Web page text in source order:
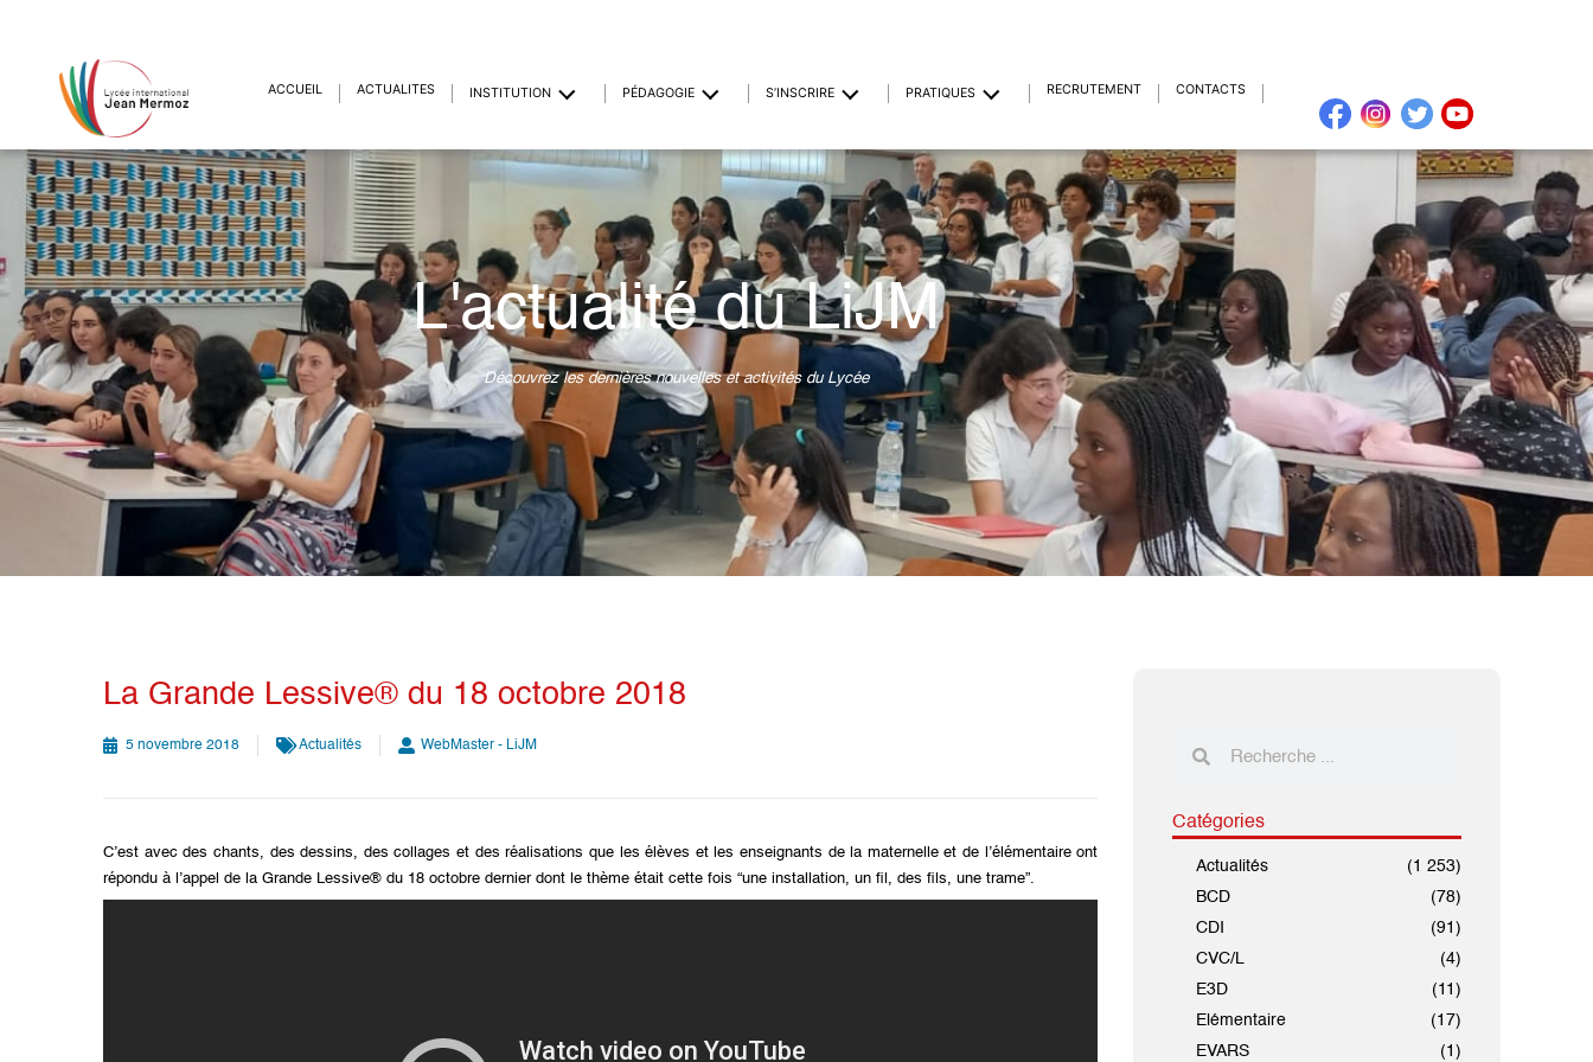
ACCUEIL ACTUALITÉS INSTITUTION PÉDAGOGIE S’INSCRIRE PRATIQUES RECRUTEMENT CONTACTS
L'actualité du LiJM
Découvrez les dernières nouvelles et activités du Lycée
La Grande Lessive® du 18 octobre 2018
5 novembre 2018 Actualités WebMaster - LiJM
C’est avec des chants, des dessins, des collages et des réalisations que les élèves et les enseignants de la maternelle et de l’élémentaire ont
répondu à l’appel de la Grande Lessive® du 18 octobre dernier dont le thème était cette fois “une installation, un fil, des fils, une trame”.
Catégories
Actualités
(1 253)
BCD
(78)
CDI
(91)
CVC/L
(4)
E3D
(11)
Elémentaire
(17)
EVARS
(1)